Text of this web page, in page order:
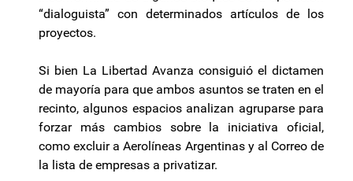
“dialoguista” con determinados artículos de los
proyectos.
Si bien La Libertad Avanza consiguió el dictamen
de mayoría para que ambos asuntos se traten en el
recinto, algunos espacios analizan agruparse para
forzar más cambios sobre la iniciativa oficial,
como excluir a Aerolíneas Argentinas y al Correo de
la lista de empresas a privatizar.